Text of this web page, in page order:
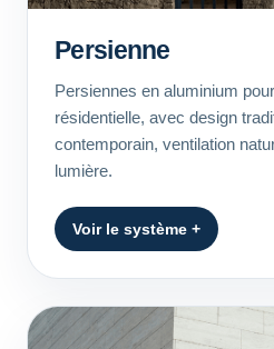
Persienne
Persiennes en aluminium
résidentielle, avec design
contemporain, ventilation
lumière.
Voir le système +